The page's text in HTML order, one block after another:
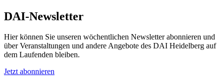
DAI-Newsletter
Hier können Sie unseren wöchentlichen Newsletter abonnieren und
über Veranstaltungen und andere Angebote des DAI Heidelberg auf
dem Laufenden bleiben.
Jetzt abonnieren